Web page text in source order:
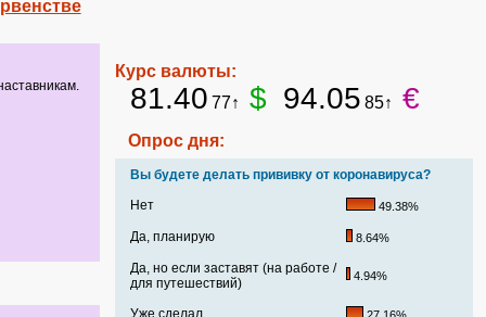
Курс валюты:
81.40 77↑ $ 94.05 85↑ €
Опрос дня:
Вы будете делать прививку от коронавируса?
Нет
49.38%
Да, планирую 8.64%
Да, но если заставят (на работе /
для путешествий)
4.94%
Уже сделал